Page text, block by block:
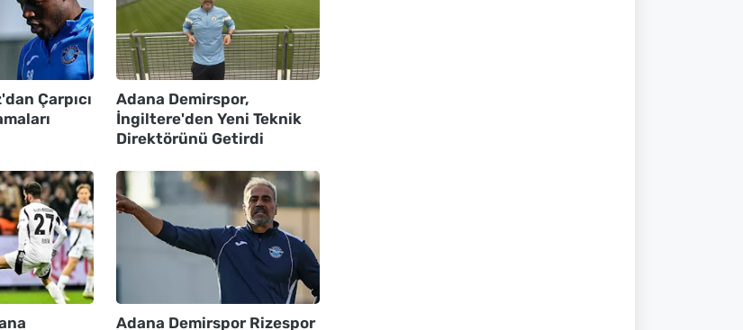
Çarpıcı
Adana Demirspor,
İngiltere'den Yeni Teknik
Direktörünü Getirdi
Adana Demirspor Rizespor